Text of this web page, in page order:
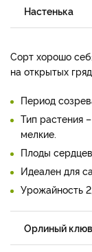
Настенька
Сорт хорошо
на открытых
Период
Тип растения
мелкие.
Плоды
Идеален для
Урожайность
Орлиный клюв